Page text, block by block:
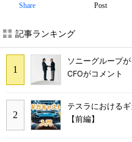
Share Post
記事ランキング
ソニーグループ
CFOがコメント
テスラにおける
【前編】